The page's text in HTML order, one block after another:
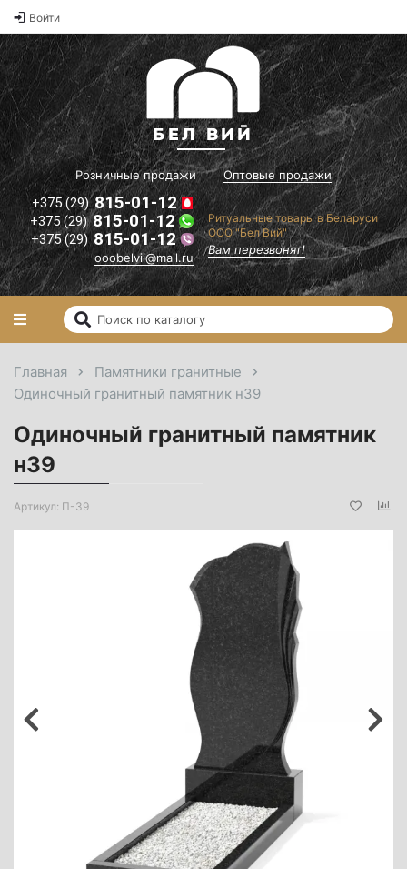
Войти
Розничные продажи Оптовые продажи
+375 (29) 815-01-12
+375 (29) 815-01-12
+375 (29) 815-01-12
ooobelvii@mail.ru
Ритуальные товары в Беларуси
ООО "Бел Вий"
Вам перезвонят!
Оптовые
цены на
памятники и
ритуальные
товары"
Вам
перезвонят!
Главная
Памятники гранитные
Одиночный гранитный памятник н39
Одиночный гранитный памятник
н39
Артикул: П-39